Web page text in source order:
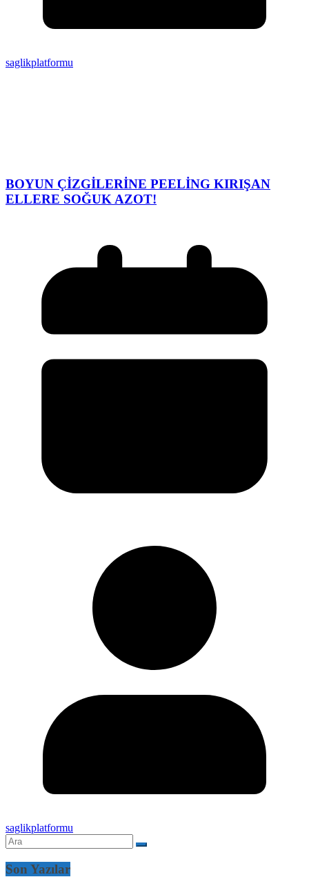
saglikplatformu
BOYUN ÇİZGİLERİNE PEELİNG KIRIŞAN
ELLERE SOĞUK AZOT!
saglikplatformu
Son Yazılar